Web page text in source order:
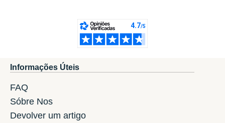
Informações Úteis
FAQ
Sóbre Nos
Devolver um artigo